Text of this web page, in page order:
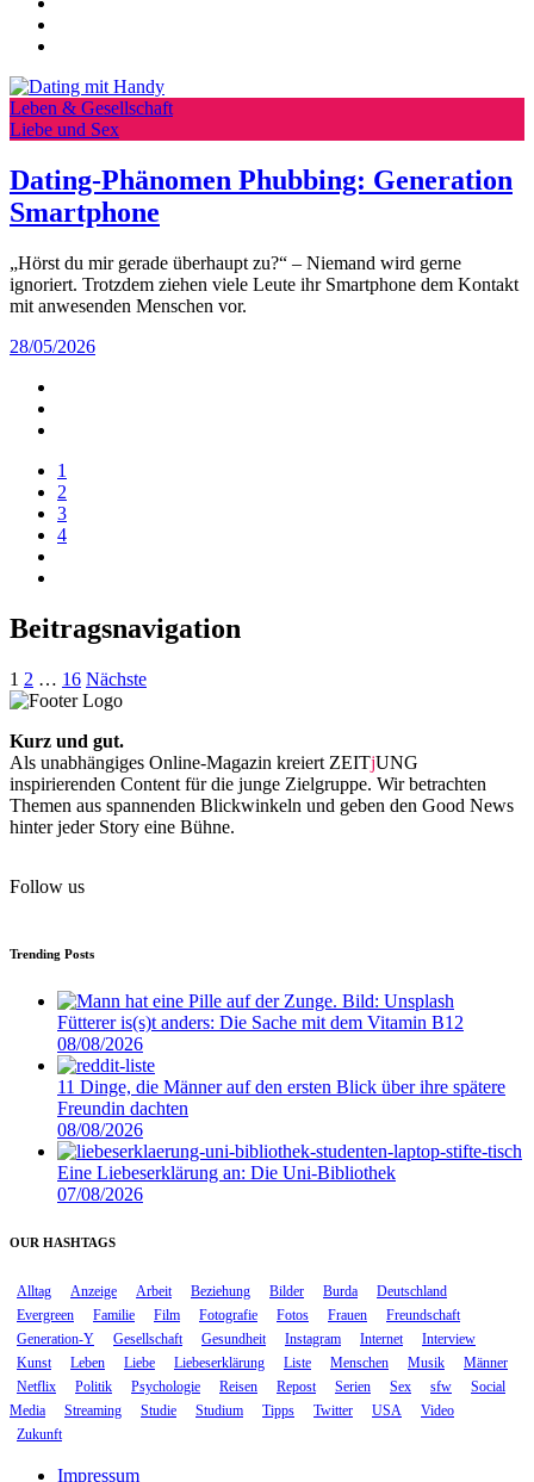
Leben & Gesellschaft
Liebe und Sex
Dating-Phänomen Phubbing: Generation
Smartphone
„Hörst du mir gerade überhaupt zu?“ – Niemand wird gerne
ignoriert. Trotzdem ziehen viele Leute ihr Smartphone dem Kontakt
mit anwesenden Menschen vor.
28/05/2026
1
2
3
4
Beitragsnavigation
1 2 … 16 Nächste
Kurz und gut.
Als unabhängiges Online-Magazin kreiert ZEITjUNG
inspirierenden Content für die junge Zielgruppe. Wir betrachten
Themen aus spannenden Blickwinkeln und geben den Good News
hinter jeder Story eine Bühne.
Follow us
Trending Posts
Fütterer is(s)t anders: Die Sache mit dem Vitamin B12
08/08/2026
11 Dinge, die Männer auf den ersten Blick über ihre spätere
Freundin dachten
08/08/2026
Eine Liebeserklärung an: Die Uni-Bibliothek
07/08/2026
OUR HASHTAGS
Alltag Anzeige Arbeit Beziehung Bilder Burda
Deutschland
Evergreen
Familie Film Fotografie Fotos Frauen
Freundschaft
Generation-Y
Gesellschaft Gesundheit Instagram Internet
Interview
Kunst
Leben Liebe Liebeserklärung Liste Menschen Musik
Männer
Netflix
Politik Psychologie Reisen Repost Serien Sex sfw
Social
Media
Streaming Studie Studium Tipps Twitter USA
Video
Zukunft
Impressum